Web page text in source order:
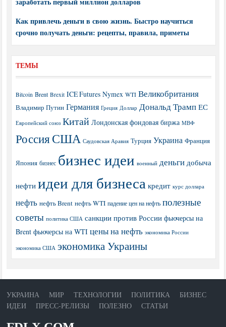
Как привлечь деньги в свою жизнь. Быстро научиться
срочно получать деньги: рецепты, правила, приметы
ТЕМЫ
Bitcoin Brent Brexit ICE Futures Nymex WTI Великобритания
Владимир Путин Германия Греция Доллар Дональд Трамп ЕС
Европейский союз Китай Лондонская фондовая биржа МВФ
РоссияСША Саудовская Аравия Турция Украина Франция
Япония бизнес бизнес идеи военный деньги добыча
нефти идеи для бизнеса кредит курс доллара
нефть нефть Brent нефть WTI падение цен на нефть полезные
советы политика США санкции против России фьючерсы на
Brent фьючерсы на WTI цены на нефть экономика России
экономика США экономика Украины
УКРАИНА МИР ТЕХНОЛОГИИ ПОЛИТИКА
БИЗНЕС
ИДЕИ
ПРЕСС-РЕЛИЗЫ ПОЛЕЗНО СТАТЬИ